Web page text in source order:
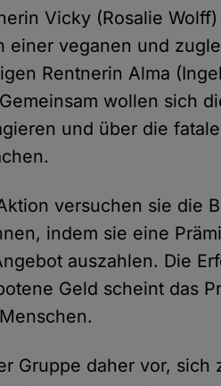
Vicky (Rosalie
einer veganen und
Rentnerin Alma
wollen sich
und über die
versuchen sie die
indem sie eine
auszahlen. Die
Geld scheint das
Gruppe daher vor,